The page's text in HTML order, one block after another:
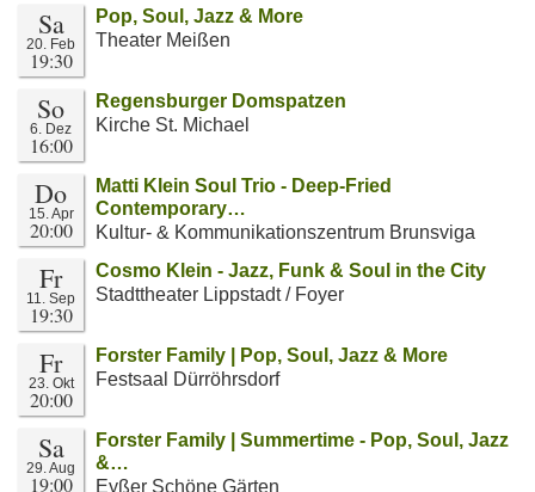
Sa
20. Feb
19:30
Pop, Soul, Jazz & More
Theater Meißen
So
6. Dez
16:00
Regensburger Domspatzen
Kirche St. Michael
Do
15. Apr
20:00
Matti Klein Soul Trio - Deep-Fried
Contemporary…
Kultur- & Kommunikationszentrum Brunsviga
Fr
11. Sep
19:30
Cosmo Klein - Jazz, Funk & Soul in the City
Stadttheater Lippstadt / Foyer
Fr
23. Okt
20:00
Forster Family | Pop, Soul, Jazz & More
Festsaal Dürröhrsdorf
Sa
29. Aug
19:00
Forster Family | Summertime - Pop, Soul, Jazz
&…
Eyßer Schöne Gärten